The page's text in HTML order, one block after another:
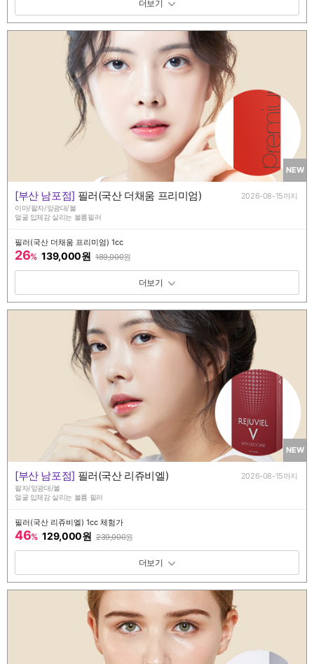
패키지 보기 토글
NEW
[부산 남포점] 필러(국산 더채움 프리미엄) 2026-08-15까지
이마/팔자/앞광대/볼
얼굴 입체감 살리는 볼륨필러
필러(국산 더채움 프리미엄) 1cc
26% 139,000원 189,000원
패키지 보기 토글
NEW
[부산 남포점] 필러(국산 리쥬비엘) 2026-08-15까지
팔자/앞광대/볼
얼굴 입체감 살리는 볼륨 필러
필러(국산 리쥬비엘) 1cc 체험가
46% 129,000원 239,000원
패키지 보기 토글